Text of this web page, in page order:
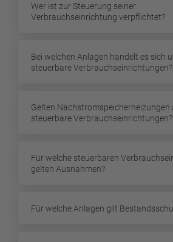
Wer ist zur Steuerung seiner
Verbrauchseinrichtung verpflichtet?
Bei welchen Anlagen handelt es sich
steuerbare Verbrauchseinrichtungen?
Gelten Nachstromspeicherheizungen
steuerbare Verbrauchseinrichtungen?
Für welche steuerbaren
gelten Ausnahmen?
Für welche Anlagen gilt